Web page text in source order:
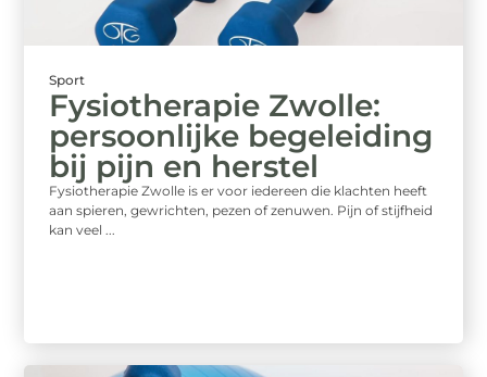
Sport
Fysiotherapie Zwolle:
persoonlijke begeleiding
bij pijn en herstel
Fysiotherapie Zwolle is er voor iedereen die klachten heeft
aan spieren, gewrichten, pezen of zenuwen. Pijn of stijfheid
kan veel ...